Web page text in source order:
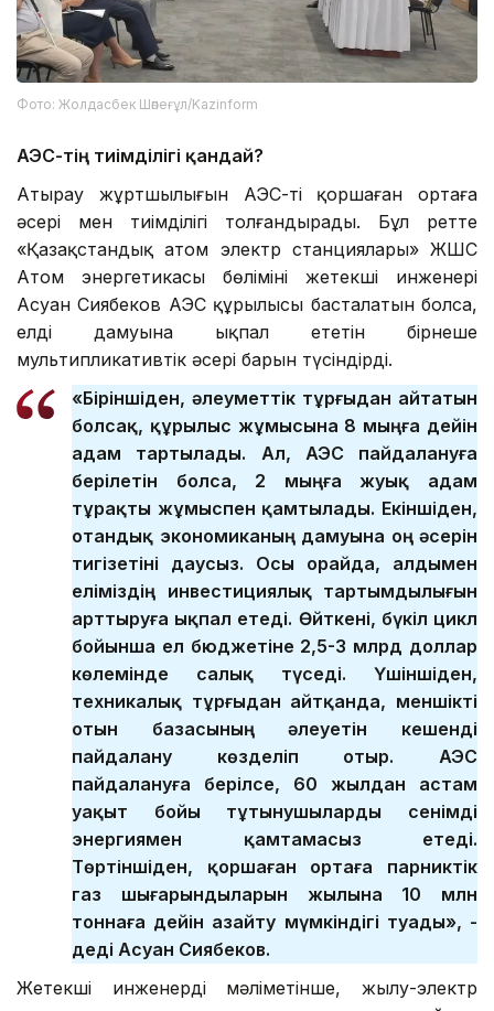
Фото: Жолдасбек Шөпеғұл/Kazinform
АЭС-тің тиімділігі қандай?
Атырау жұртшылығын АЭС-тің қоршаған ортаға
әсері мен тиімділігі толғандырады. Бұл ретте
«Қазақстандық атом электр станциялары» ЖШС
Атом энергетикасы бөлімінің жетекші инженері
Асуан Сиябеков АЭС құрылысы басталатын болса,
елдің дамуына ықпал ететін бірнеше
мультипликативтік әсері барын түсіндірді.
«Біріншіден, әлеуметтік тұрғыдан айтатын
болсақ, құрылыс жұмысына 8 мыңға дейін
адам тартылады. Ал, АЭС пайдалануға
берілетін болса, 2 мыңға жуық адам
тұрақты жұмыспен қамтылады. Екіншіден,
отандық экономиканың дамуына оң әсерін
тигізетіні даусыз. Осы орайда, алдымен
еліміздің инвестициялық тартымдылығын
арттыруға ықпал етеді. Өйткені, бүкіл цикл
бойынша ел бюджетіне 2,5-3 млрд доллар
көлемінде салық түседі. Үшіншіден,
техникалық тұрғыдан айтқанда, меншікті
отын базасының әлеуетін кешенді
пайдалану көзделіп отыр. АЭС
пайдалануға берілсе, 60 жылдан астам
уақыт бойы тұтынушыларды сенімді
энергиямен қамтамасыз етеді.
Төртіншіден, қоршаған ортаға парниктік
газ шығарындыларын жылына 10 млн
тоннаға дейін азайту мүмкіндігі туады», -
деді Асуан Сиябеков.
Жетекші инженердің мәліметінше, жылу-электр